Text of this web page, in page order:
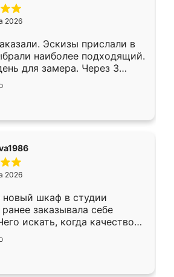
2026
Эскизы прислали в
наиболее подходящий.
для замера. Через 3
уже готова. Остались
Спасибо Ренессанс
работу!
2026
новый шкаф в студии
заказывала себе
искать, когда качеством
Служит кухня уже почти
нет.